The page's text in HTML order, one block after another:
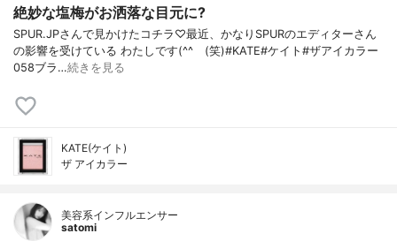
絶妙な塩梅がお洒落な目元に?
SPUR.JPさんで見かけたコチラ♡最近、かなりSPURのエディターさん
の影響を受けている わたしです(^^ゞ(笑)#KATE#ケイト#ザアイカラー
058ブラ…続きを見る
KATE(ケイト)
ザ アイカラー
美容系インフルエンサー
satomi